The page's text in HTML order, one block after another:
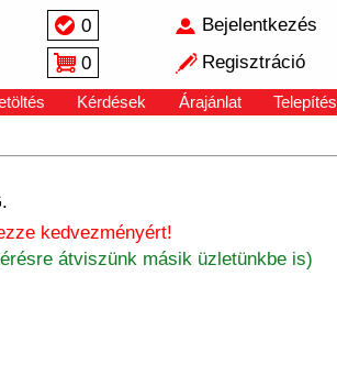
0
0
Bejelentkezés
Regisztráció
Kérdések Árajánlat Telepítés
kedvezményért!
átviszünk másik üzletünkbe is)